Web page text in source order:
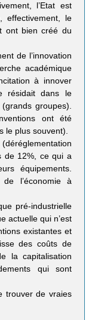
l’Etat est
effectivement, le
ont bien créé du
de l’innovation
académique
à innover
résidait dans le
groupes).
ont été
le plus souvent).
de 12%, ce qui a
équipements.
l’économie à
pré-industrielle
actuelle qui n’est
existantes et
des coûts de
la capitalisation
qui sont
trouver de vraies